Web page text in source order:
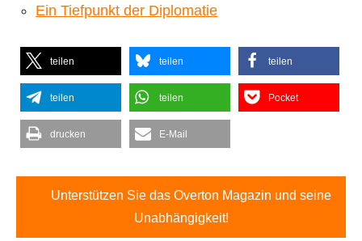
Ein Tiefpunkt der Diplomatie
teilen teilen teilen
teilen teilen Pocket
drucken E-Mail
Unterstützen Sie das Overton Magazin und seine
Unabhängigkeit!